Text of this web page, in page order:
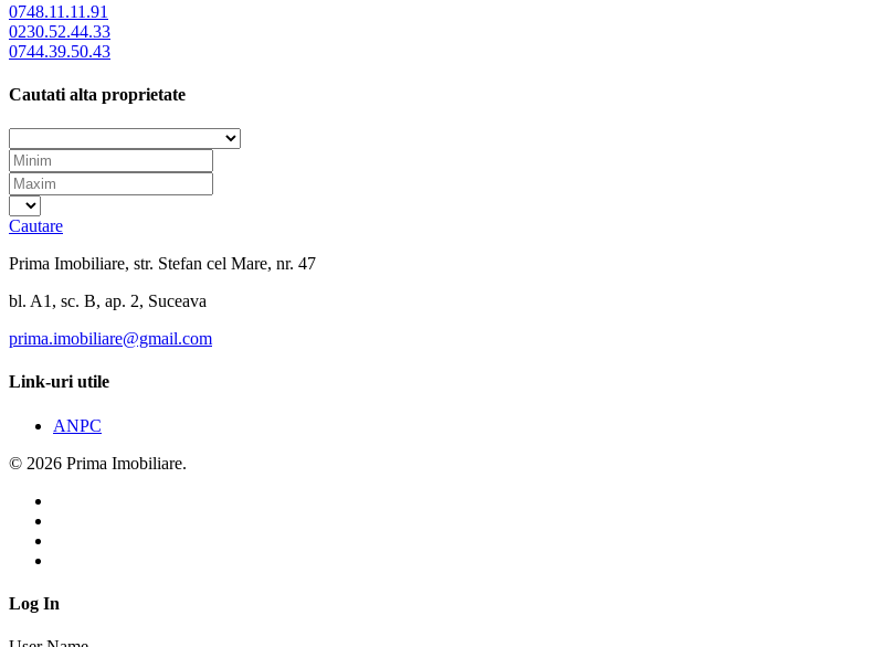
0748.11.11.91
0230.52.44.33
0744.39.50.43
Cautati alta proprietate
Cautare
Prima Imobiliare, str. Stefan cel Mare, nr. 47
bl. A1, sc. B, ap. 2, Suceava
prima.imobiliare@gmail.com
Link-uri utile
ANPC
© 2026 Prima Imobiliare.
Log In